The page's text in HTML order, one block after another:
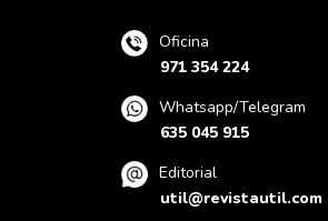
Oficina
971 354 224
Whatsapp/Telegram
635 045 915
Editorial
util@revistautil.com